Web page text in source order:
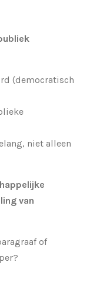
(democratisch
niet alleen
van
of